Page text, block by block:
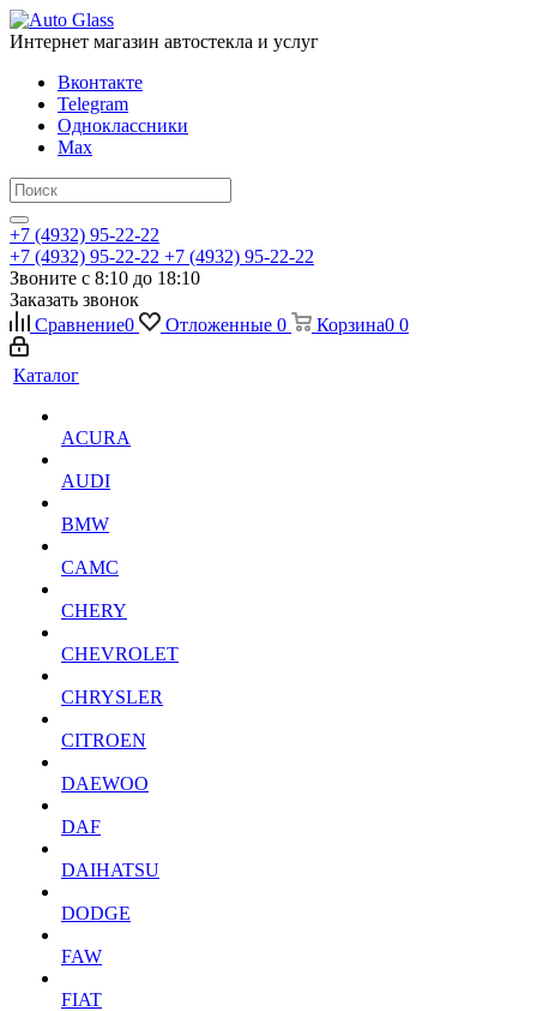
Интернет магазин автостекла и услуг
Вконтакте
Telegram
Одноклассники
Max
+7 (4932) 95-22-22
+7 (4932) 95-22-22 +7 (4932) 95-22-22
Звоните с 8:10 до 18:10
Заказать звонок
Сравнение0 Отложенные 0 Корзина0 0
Каталог
ACURA
AUDI
BMW
CAMC
CHERY
CHEVROLET
CHRYSLER
CITROEN
DAEWOO
DAF
DAIHATSU
DODGE
FAW
FIAT